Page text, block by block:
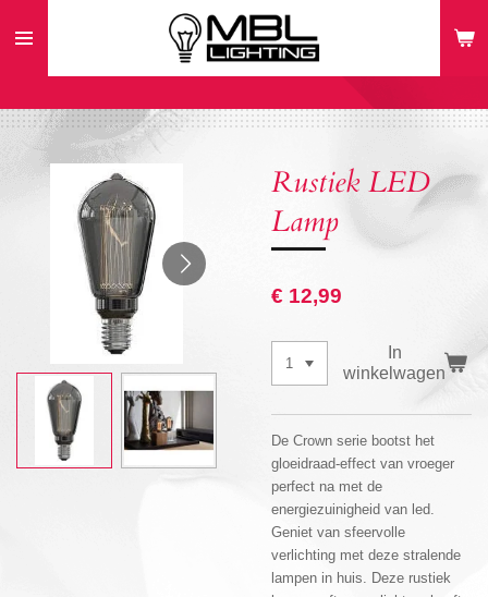
direct
hoofdinhoud
Rustiek LED
Lamp
€ 12,99
In
winkelwagen
De Crown serie bootst het
gloeidraad-effect van vroeger
perfect na met de
energiezuinigheid van led.
Geniet van sfeervolle
verlichting met deze stralende
lampen in huis. Deze rustiek